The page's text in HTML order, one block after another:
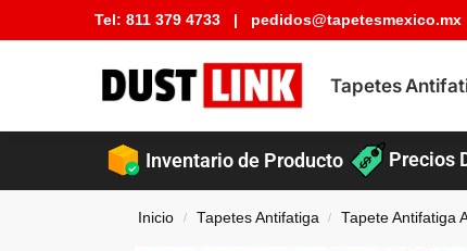
Tel: 811 379 4733 | pedidos@tapetesmexico.mx
Tapetes
Buscar tapete
Inventario de Producto Precios
Inicio / Tapetes Antifatiga / Tapete Antifatiga